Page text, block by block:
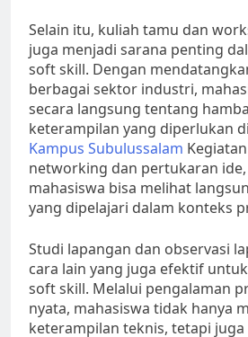
Selain itu, kuliah tamu dan
juga menjadi sarana penting
soft skill. Dengan
berbagai sektor industri,
secara langsung tentang
keterampilan yang diperlukan
Kampus Subulussalam
networking dan pertukaran
mahasiswa bisa melihat
yang dipelajari dalam konteks
Studi lapangan dan observasi
cara lain yang juga efektif
soft skill. Melalui pengalaman
nyata, mahasiswa tidak hanya
keterampilan teknis, tetapi